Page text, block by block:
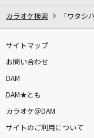
カラオケ検索 「ワタシ
サイトマップ
お問い合わせ
DAM
DAM★とも
カラオケ＠DAM
サイトのご利用について